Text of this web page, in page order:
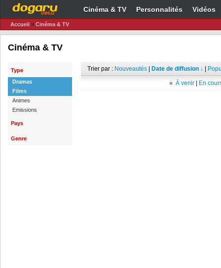
Cinéma & TV Personnalités Vidéos
Accueil » Cinéma & TV
Cinéma & TV
Type
Dramas
Films
Animes
Emissions
Pays
Genre
Trier par : Nouveautés Date de diffusion ↓
» À venir En